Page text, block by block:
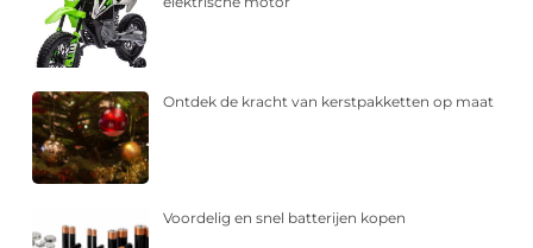
Ontdek de kracht van kerstpakketten op maat
Voordelig en snel batterijen kopen